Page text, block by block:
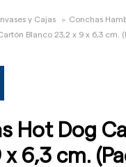
y Cajas
Conchas
Blanco 23,2 x 9 x 6,3 cm.
Hot Dog
x 6,3 cm.